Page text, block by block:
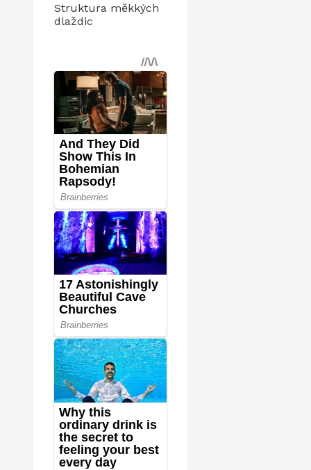
Struktura měkkých
dlaždic